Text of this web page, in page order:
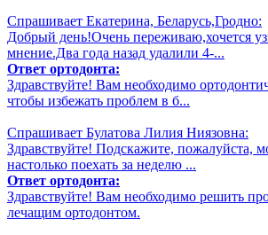
Спрашивает Екатерина, Беларусь,Гродно:
Добрый день!Очень переживаю,хочется
мнение.Два года назад удалили 4-...
Ответ ортодонта:
Здравствуйте! Вам необходимо
чтобы избежать проблем в б...
Спрашивает Булатова Лилия Ниязовна:
Здравствуйте! Подскажите, пожалуйста,
настолько поехать за неделю ...
Ответ ортодонта:
Здравствуйте! Вам необходимо решить
лечащим ортодонтом.